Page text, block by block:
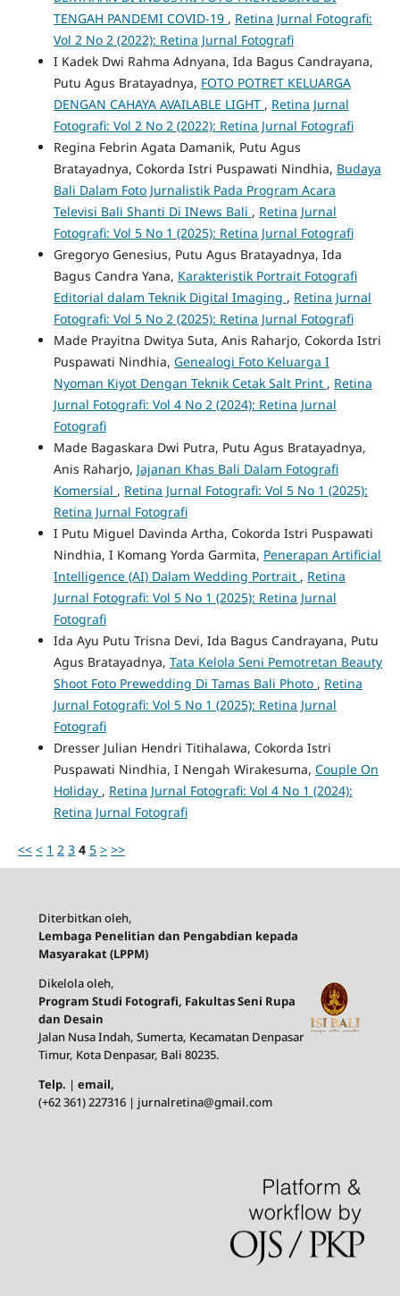
TENGAH PANDEMI COVID-19 , Retina Jurnal Fotografi:
Vol 2 No 2 (2022): Retina Jurnal Fotografi
I Kadek Dwi Rahma Adnyana, Ida Bagus Candrayana,
Putu Agus Bratayadnya, FOTO POTRET KELUARGA
DENGAN CAHAYA AVAILABLE LIGHT , Retina Jurnal
Fotografi: Vol 2 No 2 (2022): Retina Jurnal Fotografi
Regina Febrin Agata Damanik, Putu Agus
Bratayadnya, Cokorda Istri Puspawati Nindhia, Budaya
Bali Dalam Foto Jurnalistik Pada Program Acara
Televisi Bali Shanti Di INews Bali , Retina Jurnal
Fotografi: Vol 5 No 1 (2025): Retina Jurnal Fotografi
Gregoryo Genesius, Putu Agus Bratayadnya, Ida
Bagus Candra Yana, Karakteristik Portrait Fotografi
Editorial dalam Teknik Digital Imaging , Retina Jurnal
Fotografi: Vol 5 No 2 (2025): Retina Jurnal Fotografi
Made Prayitna Dwitya Suta, Anis Raharjo, Cokorda Istri
Puspawati Nindhia, Genealogi Foto Keluarga I
Nyoman Kiyot Dengan Teknik Cetak Salt Print , Retina
Jurnal Fotografi: Vol 4 No 2 (2024): Retina Jurnal
Fotografi
Made Bagaskara Dwi Putra, Putu Agus Bratayadnya,
Anis Raharjo, Jajanan Khas Bali Dalam Fotografi
Komersial , Retina Jurnal Fotografi: Vol 5 No 1 (2025):
Retina Jurnal Fotografi
I Putu Miguel Davinda Artha, Cokorda Istri Puspawati
Nindhia, I Komang Yorda Garmita, Penerapan Artificial
Intelligence (AI) Dalam Wedding Portrait , Retina
Jurnal Fotografi: Vol 5 No 1 (2025): Retina Jurnal
Fotografi
Ida Ayu Putu Trisna Devi, Ida Bagus Candrayana, Putu
Agus Bratayadnya, Tata Kelola Seni Pemotretan Beauty
Shoot Foto Prewedding Di Tamas Bali Photo , Retina
Jurnal Fotografi: Vol 5 No 1 (2025): Retina Jurnal
Fotografi
Dresser Julian Hendri Titihalawa, Cokorda Istri
Puspawati Nindhia, I Nengah Wirakesuma, Couple On
Holiday , Retina Jurnal Fotografi: Vol 4 No 1 (2024):
Retina Jurnal Fotografi
<< < 1 2 3 4 5 > >>
Diterbitkan oleh,
Lembaga Penelitian dan Pengabdian kepada
Masyarakat (LPPM)
Dikelola oleh,
Program Studi Fotografi, Fakultas Seni Rupa
dan Desain
Jalan Nusa Indah, Sumerta, Kecamatan Denpasar
Timur, Kota Denpasar, Bali 80235.
Telp. | email,
(+62 361) 227316 | jurnalretina@gmail.com